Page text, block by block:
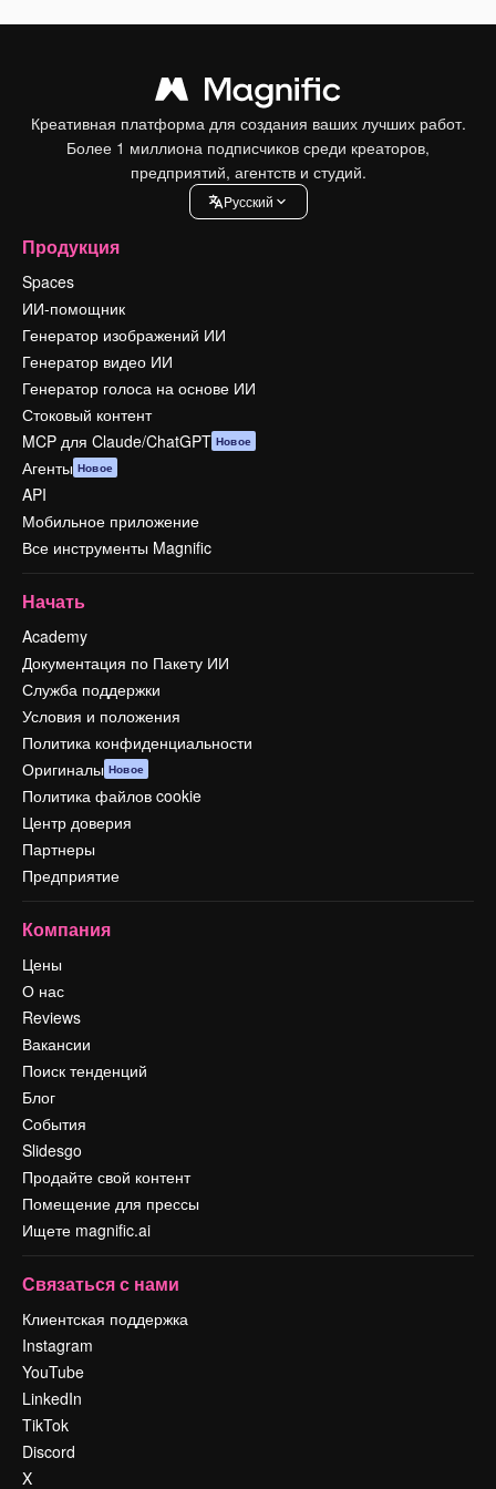
Креативная платформа для создания ваших лучших работ.
Более 1 миллиона подписчиков среди креаторов,
предприятий, агентств и студий.
Pусский
Продукция
Spaces
ИИ-помощник
Генератор изображений ИИ
Генератор видео ИИ
Генератор голоса на основе ИИ
Стоковый контент
MCP для Claude/ChatGPT Новое
Агенты Новое
API
Мобильное приложение
Все инструменты Magnific
Начать
Academy
Документация по Пакету ИИ
Служба поддержки
Условия и положения
Политика конфиденциальности
Оригиналы Новое
Политика файлов cookie
Центр доверия
Партнеры
Предприятие
Компания
Цены
О нас
Reviews
Вакансии
Поиск тенденций
Блог
События
Slidesgo
Продайте свой контент
Помещение для прессы
Ищете magnific.ai
Связаться с нами
Клиентская поддержка
Instagram
YouTube
LinkedIn
TikTok
Discord
X